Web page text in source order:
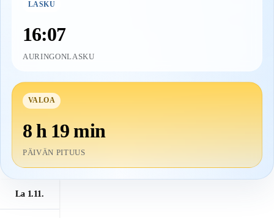
LASKU
16:07
AURINGONLASKU
VALOA
8 h 19 min
PÄIVÄN PITUUS
La 1.11.